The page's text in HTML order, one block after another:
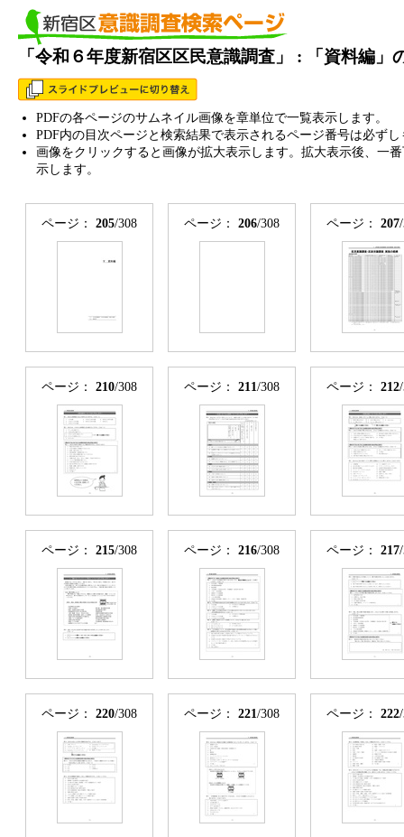
「令和６年度新宿区区民意識調査」 : 「資料編」
PDFの各ページのサムネイル画像を章単位で一覧表示します。
PDF内の目次ページと検索結果で表示されるページ番号は必ず
画像をクリックすると画像が拡大表示します。拡大表示後、一
示します。
ページ： 205/308 ページ： 206/308 ページ： 207
ページ： 210/308 ページ： 211/308 ページ： 212
ページ： 215/308 ページ： 216/308 ページ： 217
ページ： 220/308 ページ： 221/308 ページ： 222